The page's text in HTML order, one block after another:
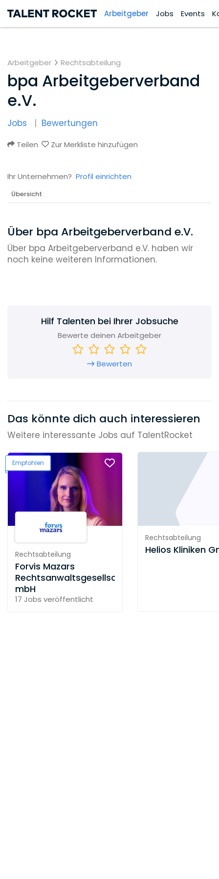
Arbeitgeber Jobs Events
Arbeitgeber Rechtsabteilung
bpa Arbeitgeberverband
e.V.
Jobs Bewertungen
Teilen Zur Merkliste hinzufügen
Ihr Unternehmen? Profil einrichten
Übersicht
Über bpa Arbeitgeberverband e.V.
Über bpa Arbeitgeberverband e.V. haben wir
noch keine weiteren Informationen.
Hilf Talenten bei Ihrer Jobsuche
Bewerte deinen Arbeitgeber
Bewerten
Das könnte dich auch interessieren
Weitere interessante Jobs auf TalentRocket
Empfohlen
Rechtsabteilung
Forvis Mazars
Rechtsanwaltsgesellschaft
mbH
17 Jobs veröffentlicht
Rechtsabteilung
Helios Kliniken